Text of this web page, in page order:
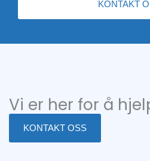
KONTAKT
Vi er her for å
KONTAKT OSS